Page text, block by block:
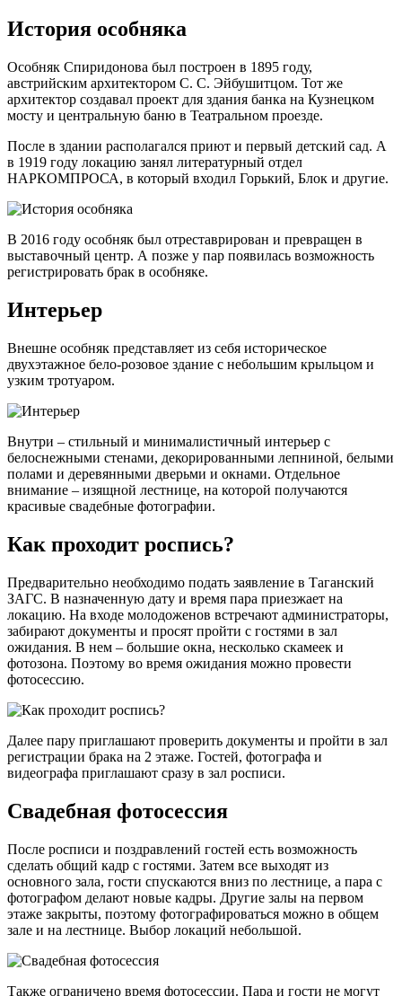
История особняка
Особняк Спиридонова был построен в 1895 году,
австрийским архитектором C. C. Эйбушитцом. Тот же
архитектор создавал проект для здания банка на Кузнецком
мосту и центральную баню в Театральном проезде.
После в здании располагался приют и первый детский сад. А
в 1919 году локацию занял литературный отдел
НАРКОМПРОСА, в который входил Горький, Блок и другие.
В 2016 году особняк был отреставрирован и превращен в
выставочный центр. А позже у пар появилась возможность
регистрировать брак в особняке.
Интерьер
Внешне особняк представляет из себя историческое
двухэтажное бело-розовое здание с небольшим крыльцом и
узким тротуаром.
Внутри – стильный и минималистичный интерьер с
белоснежными стенами, декорированными лепниной, белыми
полами и деревянными дверьми и окнами. Отдельное
внимание – изящной лестнице, на которой получаются
красивые свадебные фотографии.
Как проходит роспись?
Предварительно необходимо подать заявление в Таганский
ЗАГС. В назначенную дату и время пара приезжает на
локацию. На входе молодоженов встречают администраторы,
забирают документы и просят пройти с гостями в зал
ожидания. В нем – большие окна, несколько скамеек и
фотозона. Поэтому во время ожидания можно провести
фотосессию.
Далее пару приглашают проверить документы и пройти в зал
регистрации брака на 2 этаже. Гостей, фотографа и
видеографа приглашают сразу в зал росписи.
Свадебная фотосессия
После росписи и поздравлений гостей есть возможность
сделать общий кадр с гостями. Затем все выходят из
основного зала, гости спускаются вниз по лестнице, а пара с
фотографом делают новые кадры. Другие залы на первом
этаже закрыты, поэтому фотографироваться можно в общем
зале и на лестнице. Выбор локаций небольшой.
Также ограничено время фотосессии. Пара и гости не могут